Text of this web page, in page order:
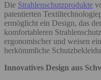
Die Strahlenschutzprodukte
patentierten
ermöglicht ein Design, das
komfortableren
ergonomischer und weisen
herkömmliche
Innovatives Design aus